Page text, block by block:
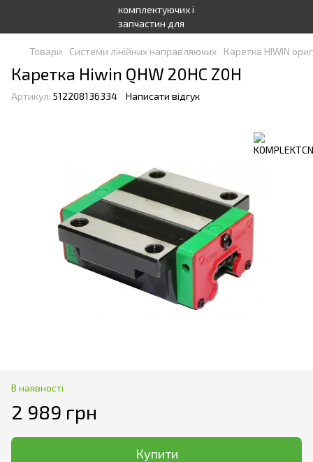
Товари Системи лінійних направляючих Каретка HIWIN
Каретка Hiwin QHW 20HC Z0H
Артикул: 512208136334 Написати відгук
В наявності
2 989 грн
Купити